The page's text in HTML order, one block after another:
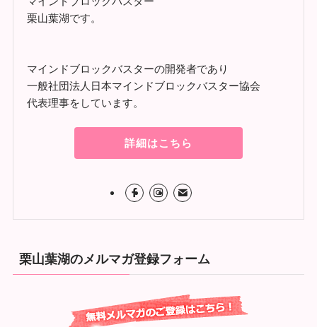
栗山葉湖です。
マインドブロックバスターの開発者であり
一般社団法人日本マインドブロックバスター協会
代表理事をしています。
詳細はこちら
栗山葉湖のメルマガ登録フォーム